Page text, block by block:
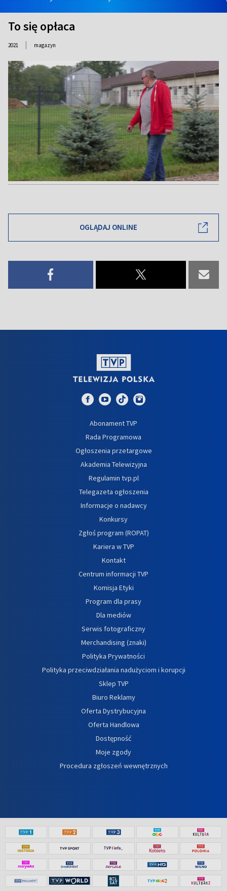
To się opłaca
2021 | magazyn
OGLĄDAJ ONLINE
Abonament TVP
Rada Programowa
Ogłoszenia przetargowe
Akademia Telewizyjna
Regulamin tvp.pl
Telegazeta ogłoszenia
Informacje o nadawcy
Konkursy
Zgłoś program (ROPAT)
Kariera w TVP
Kontakt
Centrum informacji TVP
Komisja Etyki
Program dla prasy
Dla mediów
Serwis fotograficzny
Merchandising (znaki)
Polityka Prywatności
Polityka przeciwdziałania nadużyciom i korupcji
Sklep TVP
Biuro Reklamy
Oferta Dystrybucyjna
Oferta Handlowa
Dostępność
Moje zgody
Procedura zgłoszeń wewnętrznych